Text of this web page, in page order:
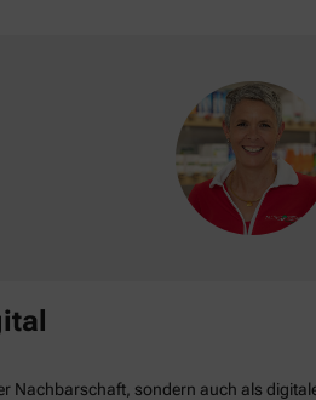
Nachbarschaft, sondern auch als